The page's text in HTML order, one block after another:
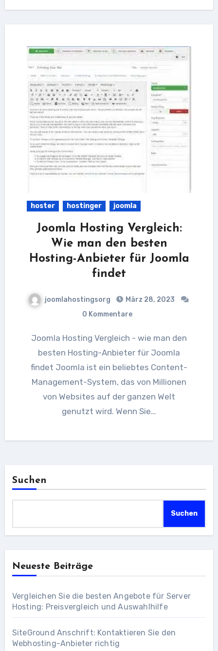
hoster hostinger joomla
Joomla Hosting Vergleich:
Wie man den besten
Hosting-Anbieter für Joomla
findet
joomlahostingsorg
März 28, 2023
0 Kommentare
Joomla Hosting Vergleich - wie man den
besten Hosting-Anbieter für Joomla
findet Joomla ist ein beliebtes Content-
Management-System, das von Millionen
von Websites auf der ganzen Welt
genutzt wird. Wenn Sie…
Suchen
Suchen
Neueste Beiträge
Vergleichen Sie die besten Angebote für Server
Hosting: Preisvergleich und Auswahlhilfe
SiteGround Anschrift: Kontaktieren Sie den
Webhosting-Anbieter richtig